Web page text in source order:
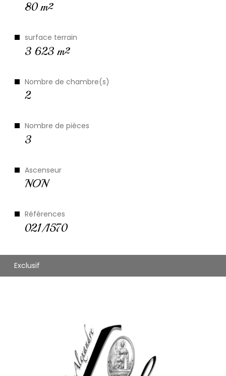
Bilan
énergétique
80 m²
surface terrain
3 623 m²
Nombre de chambre(s)
2
Nombre de pièces
3
Ascenseur
NON
Références
021/1570
Exclusif